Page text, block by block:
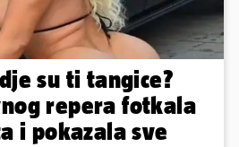
su ti tangice?
repera fotkala
i pokazala sve